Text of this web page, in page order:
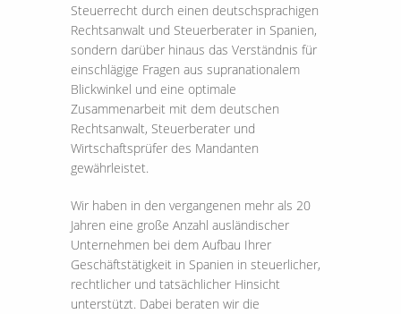
Steuerrecht durch einen deutschsprachigen
Rechtsanwalt und Steuerberater in Spanien,
sondern darüber hinaus das Verständnis für
einschlägige Fragen aus supranationalem
Blickwinkel und eine optimale
Zusammenarbeit mit dem deutschen
Rechtsanwalt, Steuerberater und
Wirtschaftsprüfer des Mandanten
gewährleistet.
Wir haben in den vergangenen mehr als 20
Jahren eine große Anzahl ausländischer
Unternehmen bei dem Aufbau Ihrer
Geschäftstätigkeit in Spanien in steuerlicher,
rechtlicher und tatsächlicher Hinsicht
unterstützt. Dabei beraten wir die